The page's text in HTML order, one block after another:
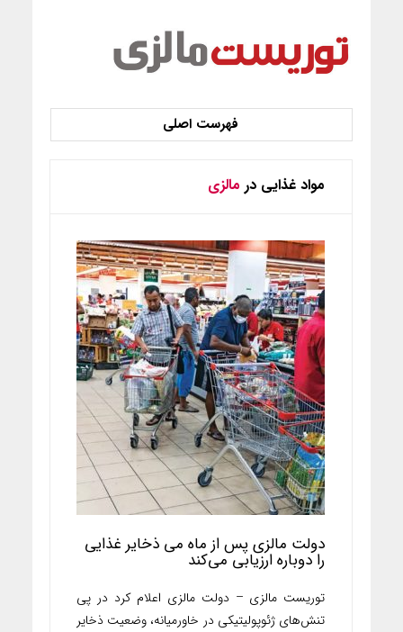
مواد غذایی در مالزی
دولت مالزی پس از ماه می ذخایر غذایی
را دوباره ارزیابی می‌کند
توریست مالزی – دولت مالزی اعلام کرد در پی
تنش‌های ژئوپولیتیکی در خاورمیانه، وضعیت ذخایر